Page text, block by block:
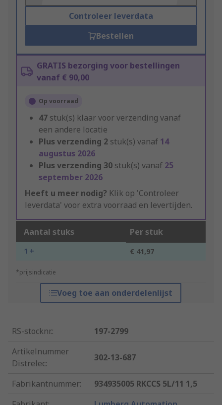
Controleer leverdata
Bestellen
GRATIS bezorging voor bestellingen
vanaf € 90,00
Op voorraad
47 stuk(s) klaar voor verzending vanaf
een andere locatie
Plus verzending 2 stuk(s) vanaf 14
augustus 2026
Plus verzending 30 stuk(s) vanaf 25
september 2026
Heeft u meer nodig? Klik op 'Controleer
leverdata' voor extra voorraad en levertijden.
Aantal stuks Per stuk
1 + € 41,97
*prijsindicatie
Voeg toe aan onderdelenlijst
RS-stocknr.:
197-2799
Artikelnummer
Distrelec:
302-13-687
Fabrikantnummer:
934935005 RKCCS 5L/11 1,5